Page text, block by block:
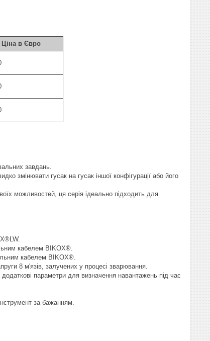
Ціна в Євро
завдань.
змінювати гусак на гусак іншої конфігурації або його
можливостей, ця серія ідеально підходить для
кабелем BIKOX®.
кабелем BIKOX®.
8 м'язів, залучених у процесі зварювання.
параметри для визначення навантажень під час
за бажанням.